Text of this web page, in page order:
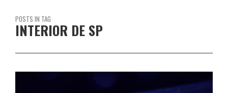
POSTS IN TAG
INTERIOR DE SP